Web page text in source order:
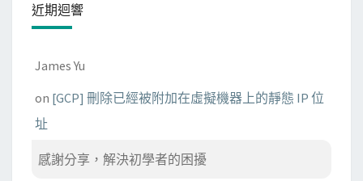
近期迴響
James Yu
on [GCP] 刪除已經被附加在虛擬機器上的靜態 IP 位
址
感謝分享，解決初學者的困擾